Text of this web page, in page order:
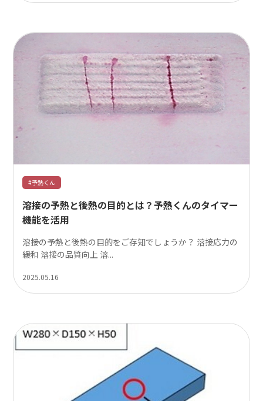
2025.05.16
#予熱くん
溶接の予熱と後熱の目的とは？予熱くんのタイマー
機能を活用
溶接の予熱と後熱の目的をご存知でしょうか？ 溶接応力の
緩和 溶接の品質向上 溶...